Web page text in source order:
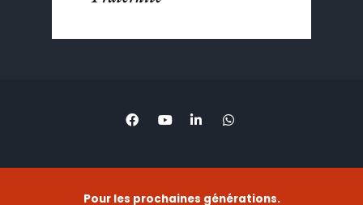
Pour les prochaines générations.